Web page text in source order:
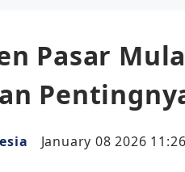
Pasar
January 08 2026 11:26